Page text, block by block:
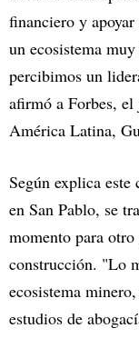
financiero y
un ecosistema
percibimos un
afirmó a Forbes,
América Latina,
Según explica este
en San Pablo, se
momento para
construcción. "Lo
ecosistema
estudios de